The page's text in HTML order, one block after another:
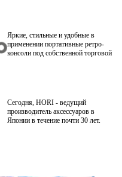
Яркие, стильные и удобные в
применении портативные ретро-
консоли под собственной торговой
Сегодня, HORI - ведущий
производитель аксессуаров в
Японии в течение почти 30 лет.